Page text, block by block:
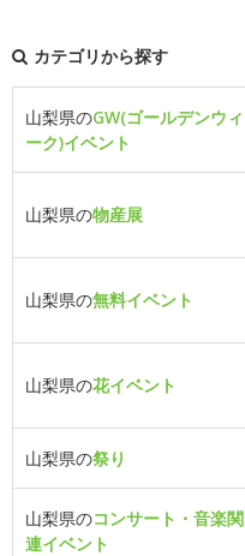
カテゴリから探す
山梨県のGW(ゴールデンウィ
ーク)イベント
山梨県の物産展
山梨県の無料イベント
山梨県の花イベント
山梨県の祭り
山梨県のコンサート・音楽関
連イベント